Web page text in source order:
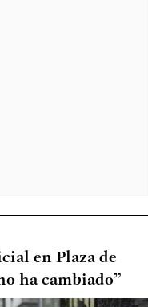
en Plaza de
ha cambiado”